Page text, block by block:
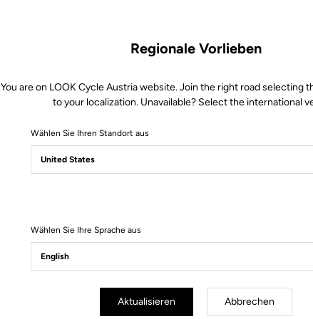
Regionale Vorlieben
You are on LOOK Cycle Austria website. Join the right road selecting
to your localization. Unavailable? Select the international
Wählen Sie Ihren Standort aus
Wählen Sie Ihre Sprache aus
Aktualisieren Abbrechen